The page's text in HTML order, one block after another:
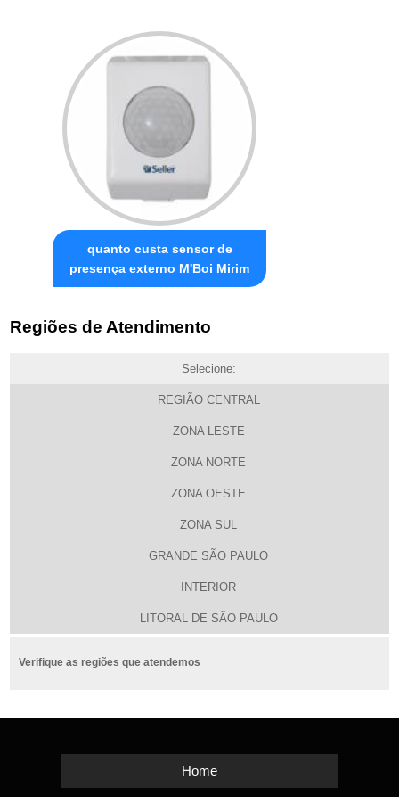
quanto custa sensor de
presença externo M'Boi Mirim
Regiões de Atendimento
Selecione:
REGIÃO CENTRAL
ZONA LESTE
ZONA NORTE
ZONA OESTE
ZONA SUL
GRANDE SÃO PAULO
INTERIOR
LITORAL DE SÃO PAULO
Verifique as regiões que atendemos
Home